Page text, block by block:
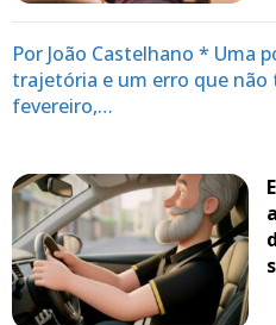
Por João Castelhano * Uma
trajetória e um erro que não
fevereiro,…